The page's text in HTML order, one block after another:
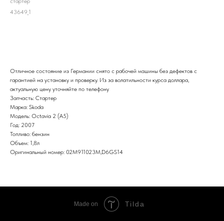
43649_1
Отличное состояние из Германии снято с рабочей машины без дефектов с
гарантией на установку и проверку. Из за волатильности курса доллара,
актуальную цену уточняйте по телефону
Запчасть: Стартер
Марка: Skoda
Модель: Octavia 2 (A5)
Год: 2007
Топливо: бензин
Объем: 1,8л
Оригинальный номер: 02M911023M,D6GS14
Made on Tilda